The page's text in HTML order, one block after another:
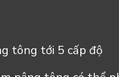
tông tới 5 cấp độ